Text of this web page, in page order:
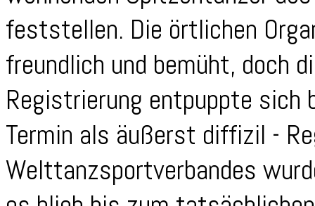
feststellen. Die örtlichen
freundlich und bemüht, doch
Registrierung entpuppte sich
Termin als äußerst diffizil -
Welttanzsportverbandes